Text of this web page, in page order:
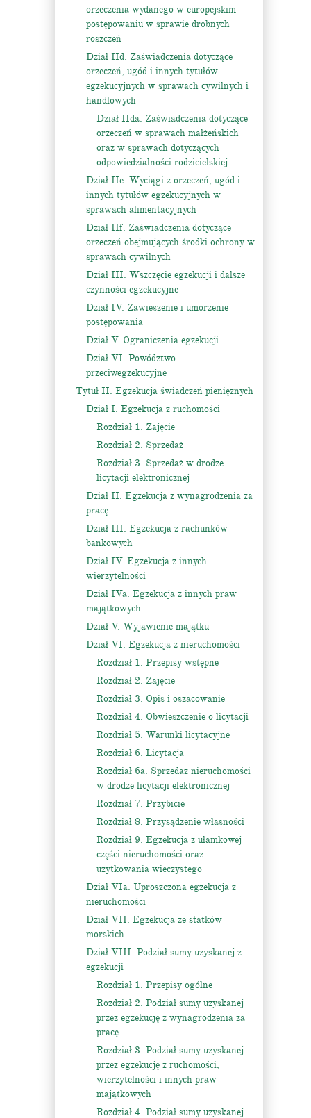
orzeczenia wydanego w europejskim
postępowaniu w sprawie drobnych
roszczeń
Dział IId. Zaświadczenia dotyczące
orzeczeń, ugód i innych tytułów
egzekucyjnych w sprawach cywilnych i
handlowych
Dział IIda. Zaświadczenia dotyczące
orzeczeń w sprawach małżeńskich
oraz w sprawach dotyczących
odpowiedzialności rodzicielskiej
Dział IIe. Wyciągi z orzeczeń, ugód i
innych tytułów egzekucyjnych w
sprawach alimentacyjnych
Dział IIf. Zaświadczenia dotyczące
orzeczeń obejmujących środki ochrony w
sprawach cywilnych
Dział III. Wszczęcie egzekucji i dalsze
czynności egzekucyjne
Dział IV. Zawieszenie i umorzenie
postępowania
Dział V. Ograniczenia egzekucji
Dział VI. Powództwo
przeciwegzekucyjne
Tytuł II. Egzekucja świadczeń pieniężnych
Dział I. Egzekucja z ruchomości
Rozdział 1. Zajęcie
Rozdział 2. Sprzedaż
Rozdział 3. Sprzedaż w drodze
licytacji elektronicznej
Dział II. Egzekucja z wynagrodzenia za
pracę
Dział III. Egzekucja z rachunków
bankowych
Dział IV. Egzekucja z innych
wierzytelności
Dział IVa. Egzekucja z innych praw
majątkowych
Dział V. Wyjawienie majątku
Dział VI. Egzekucja z nieruchomości
Rozdział 1. Przepisy wstępne
Rozdział 2. Zajęcie
Rozdział 3. Opis i oszacowanie
Rozdział 4. Obwieszczenie o licytacji
Rozdział 5. Warunki licytacyjne
Rozdział 6. Licytacja
Rozdział 6a. Sprzedaż nieruchomości
w drodze licytacji elektronicznej
Rozdział 7. Przybicie
Rozdział 8. Przysądzenie własności
Rozdział 9. Egzekucja z ułamkowej
części nieruchomości oraz
użytkowania wieczystego
Dział VIa. Uproszczona egzekucja z
nieruchomości
Dział VII. Egzekucja ze statków
morskich
Dział VIII. Podział sumy uzyskanej z
egzekucji
Rozdział 1. Przepisy ogólne
Rozdział 2. Podział sumy uzyskanej
przez egzekucję z wynagrodzenia za
pracę
Rozdział 3. Podział sumy uzyskanej
przez egzekucję z ruchomości,
wierzytelności i innych praw
majątkowych
Rozdział 4. Podział sumy uzyskanej